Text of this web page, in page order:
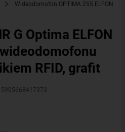
Wideodomofon OPTIMA 255 ELFON
G Optima ELFON
RFID, grafit
5905668417373